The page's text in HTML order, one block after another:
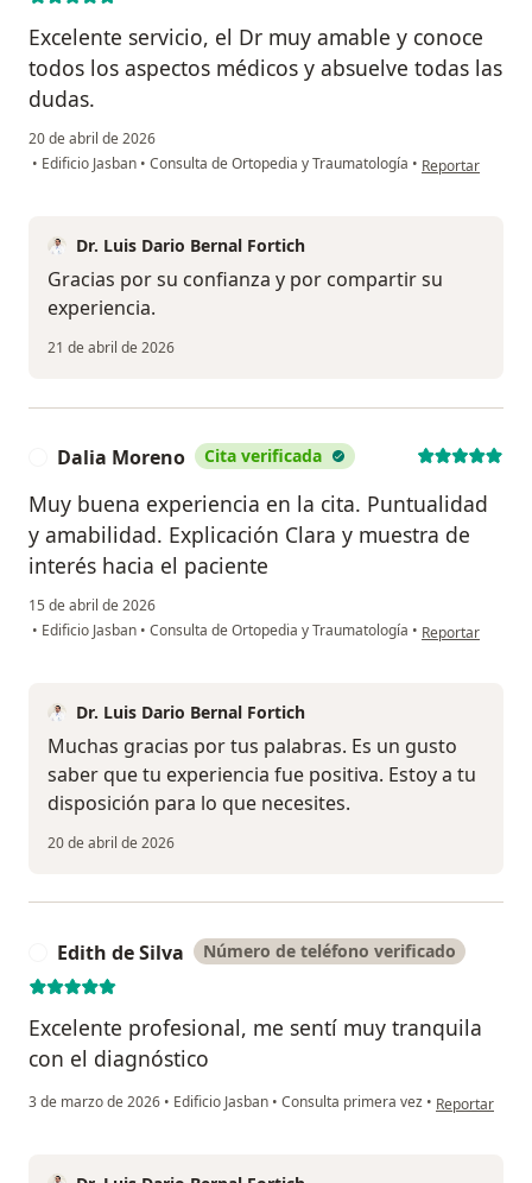
Excelente servicio, el Dr muy amable y conoce
todos los aspectos médicos y absuelve todas las
dudas.
20 de abril de 2026
• Edificio Jasban • Consulta de Ortopedia y Traumatología • en opinión del
Reportar
Dr. Luis Dario Bernal Fortich
Gracias por su confianza y por compartir su
experiencia.
21 de abril de 2026
Dalia Moreno Cita verificada
Muy buena experiencia en la cita. Puntualidad
y amabilidad. Explicación Clara y muestra de
interés hacia el paciente
15 de abril de 2026
• Edificio Jasban • Consulta de Ortopedia y Traumatología • en opinión del
Reportar
Dr. Luis Dario Bernal Fortich
Muchas gracias por tus palabras. Es un gusto
saber que tu experiencia fue positiva. Estoy a tu
disposición para lo que necesites.
20 de abril de 2026
Edith de Silva Número de teléfono verificado
Excelente profesional, me sentí muy tranquila
con el diagnóstico
3 de marzo de 2026 • Edificio Jasban • Consulta primera vez • en opinión
Reportar